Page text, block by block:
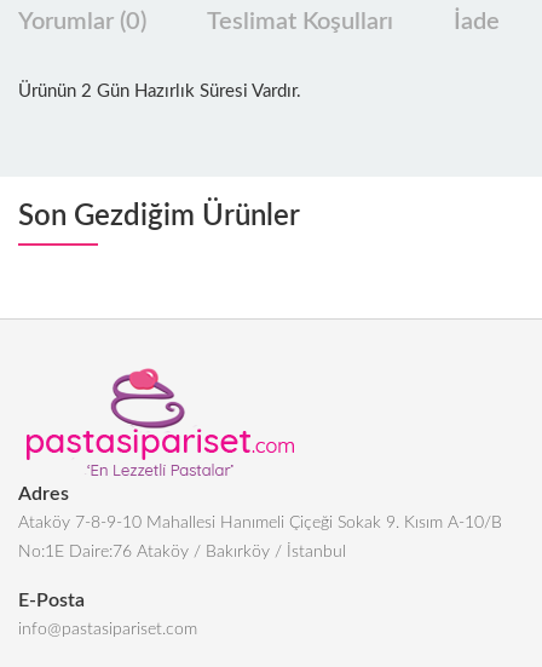
Yorumlar (0) Teslimat Koşulları İade
Ürünün 2 Gün Hazırlık Süresi Vardır.
Son Gezdiğim Ürünler
Adres
Ataköy 7-8-9-10 Mahallesi Hanımeli Çiçeği Sokak 9. Kısım A-10/B
No:1E Daire:76 Ataköy / Bakırköy / İstanbul
E-Posta
info@pastasipariset.com